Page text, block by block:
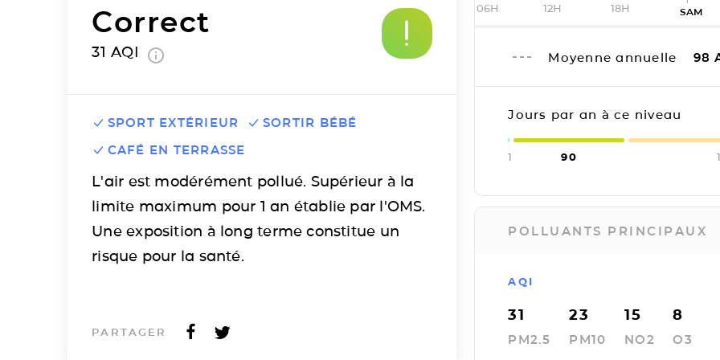
Correct
31 AQI
SPORT EXTÉRIEUR
SORTIR BÉBÉ
CAFÉ EN TERRASSE
L'air est modérément pollué. Supérieur à la
limite maximum pour 1 an établie par l'OMS.
Une exposition à long terme constitue un
risque pour la santé.
PARTAGER
06H 12H 18H SAM
Moyenne annuelle 98
Jours par an à ce niveau
1 90
POLLUANTS PRINCIPAUX
AQI
31
PM2.5
23
PM10
15
NO2
8
O3